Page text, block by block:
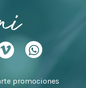
promociones